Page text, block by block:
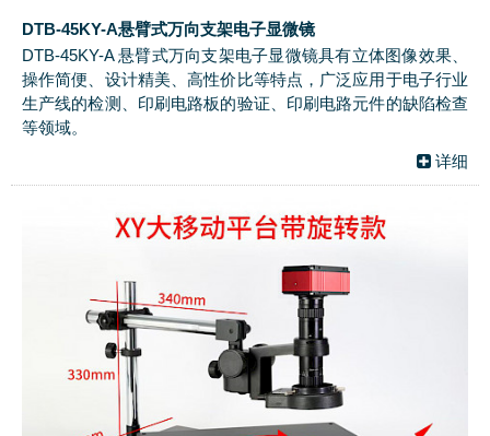
DTB-45KY-A悬臂式万向支架电子显微镜
DTB-45KY-A 悬臂式万向支架电子显微镜具有立体图像效果、
操作简便、设计精美、高性价比等特点，广泛应用于电子行业
生产线的检测、印刷电路板的验证、印刷电路元件的缺陷检查
等领域。
详细